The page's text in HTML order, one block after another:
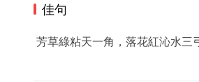
佳句
芳草綠粘天一角，落花紅沁水三